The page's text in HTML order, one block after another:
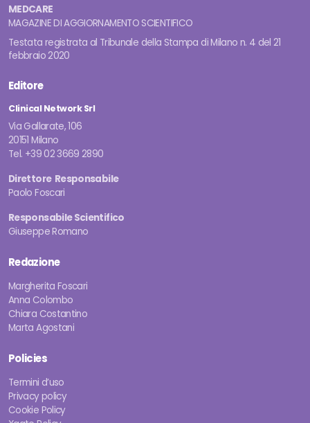
MEDCARE
MAGAZINE DI AGGIORNAMENTO SCIENTIFICO
Testata registrata al Tribunale della Stampa di Milano n. 4 del 21
febbraio 2020
Editore
Clinical Network Srl
Via Gallarate, 106
20151 Milano
Tel. +39 02 3669 2890
Direttore Responsabile
Paolo Foscari
Responsabile Scientifico
Giuseppe Romano
Redazione
Margherita Foscari
Anna Colombo
Chiara Costantino
Marta Agostani
Policies
Termini d’uso
Privacy policy
Cookie Policy